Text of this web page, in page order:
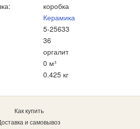
коробка
Керамика
5-25633
36
оргалит
0 м³
0.425 кг
Как купить
и самовывоз